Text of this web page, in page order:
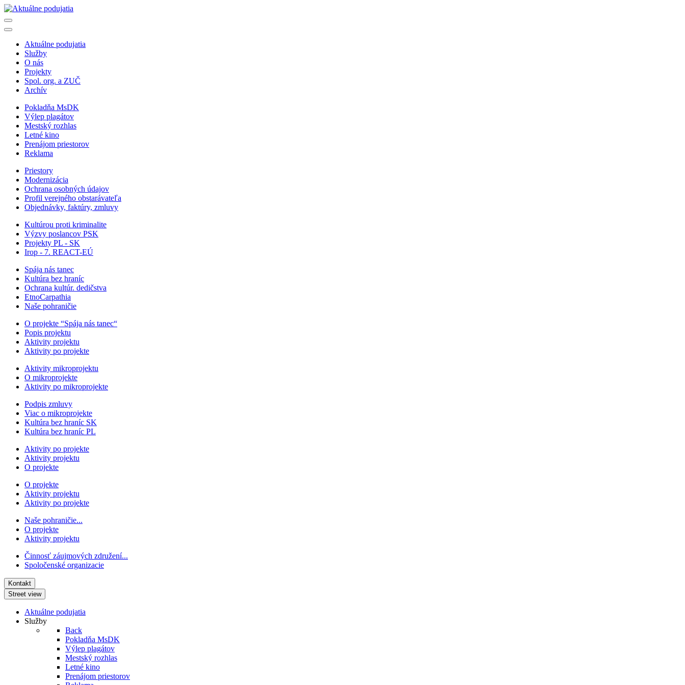
Aktuálne podujatia
Služby
O nás
Projekty
Spol. org. a ZUČ
Archív
Pokladňa MsDK
Výlep plagátov
Mestský rozhlas
Letné kino
Prenájom priestorov
Reklama
Priestory
Modernizácia
Ochrana osobných údajov
Profil verejného obstarávateľa
Objednávky, faktúry, zmluvy
Kultúrou proti kriminalite
Výzvy poslancov PSK
Projekty PL - SK
Irop - 7. REACT-EÚ
Spája nás tanec
Kultúra bez hraníc
Ochrana kultúr. dedičstva
EtnoCarpathia
Naše pohraničie
O projekte “Spája nás tanec“
Popis projektu
Aktivity projektu
Aktivity po projekte
Aktivity mikroprojektu
O mikroprojekte
Aktivity po mikroprojekte
Podpis zmluvy
Viac o mikroprojekte
Kultúra bez hraníc SK
Kultúra bez hraníc PL
Aktivity po projekte
Aktivity projektu
O projekte
O projekte
Aktivity projektu
Aktivity po projekte
Naše pohraničie...
O projekte
Aktivity projektu
Činnosť záujmových združení...
Spoločenské organizacie
Kontakt
Street view
Aktuálne podujatia
Služby
Back
Pokladňa MsDK
Výlep plagátov
Mestský rozhlas
Letné kino
Prenájom priestorov